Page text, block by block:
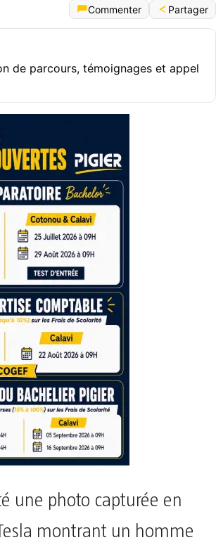
Commenter Partager
de parcours, témoignages et appel
une photo capturée en
montrant un homme